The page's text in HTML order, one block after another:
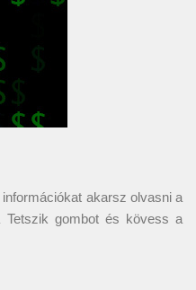
akarsz olvasni a
gombot és kövess a